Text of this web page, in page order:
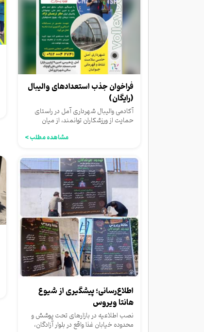
فراخوان جذب استعدادهای والیبال
(رایگان)
آکادمی والیبال شهرداری آمل در راستای
حمایت از ورزشکاران توانمند، از میان
مشاهده مطلب >
اطلاع‌رسانی؛ پیشگیری از شیوع
هانتا ویروس
نصب اطلاعیه در بازارهای تحت پوشش و
محدوده خیابان غذا واقع در بلوار آزادگان،